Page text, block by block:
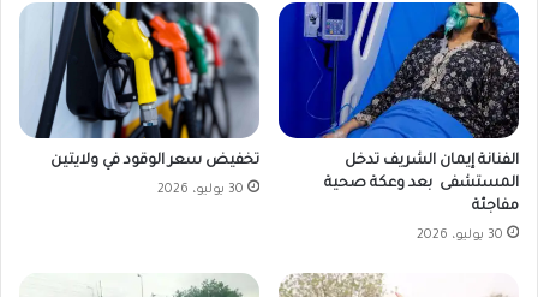
الفنانة إيمان الشريف تدخل
المستشفى بعد وعكة صحية
مفاجئة
30 يوليو، 2026
تخفيض سعر الوقود في ولايتين
30 يوليو، 2026